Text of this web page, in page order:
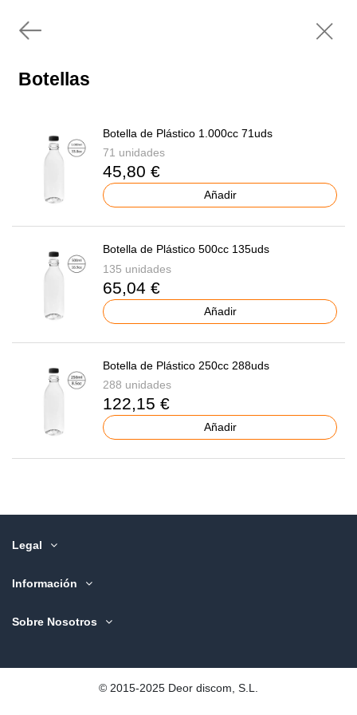
Botellas
Botella de Plástico 1.000cc 71uds
71 unidades
45,80 €
Añadir
Botella de Plástico 500cc 135uds
135 unidades
65,04 €
Añadir
Botella de Plástico 250cc 288uds
288 unidades
122,15 €
Añadir
Legal
Información
Sobre Nosotros
©️ 2015-2025 Deor discom, S.L.